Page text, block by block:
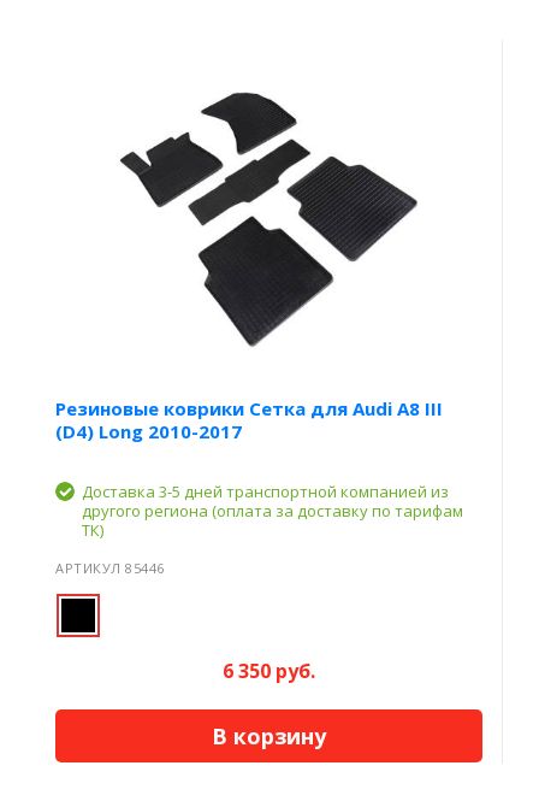
Резиновые коврики Сетка для Audi A8 III
(D4) Long 2010-2017
Доставка 3-5 дней транспортной компанией из
другого региона (оплата за доставку по тарифам
ТК)
АРТИКУЛ 85446
6 350 руб.
В корзину